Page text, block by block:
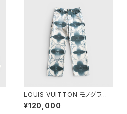
LOUIS VUITTON モノグラム
シボリ プリンテッド デニム パン
ツ 28
¥120,000